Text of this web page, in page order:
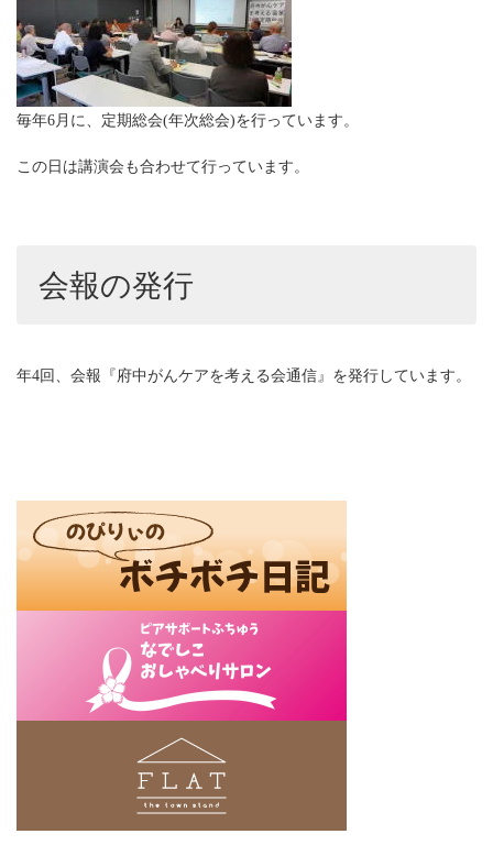
毎年6月に、定期総会(年次総会)を行っています。
この日は講演会も合わせて行っています。
会報の発行
年4回、会報『府中がんケアを考える会通信』を発行しています。